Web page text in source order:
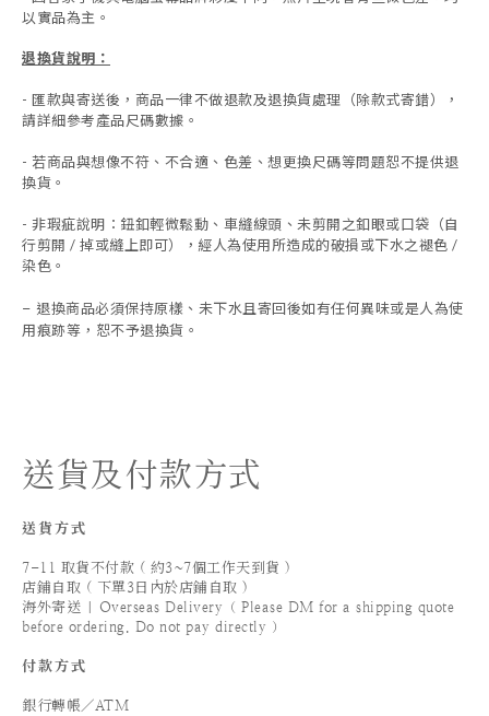
以實品為主。
退換貨說明：
- 匯款與寄送後，商品一律不做退款及退換貨處理（除款式寄錯），
請詳細參考產品尺碼數據 。
- 若商品與想像不符、不合適、色差、想更換尺碼等問題恕不提供退
換貨。
- 非瑕疵說明：鈕釦輕微鬆動、車縫線頭、未剪開之釦眼或口袋（自
行剪開 / 掉或縫上即可），經人為使用所造成的破損或下水之褪色 /
染色。
- 退換商品必須保持原樣、未下水且寄回後如有任何異味或是人為使
用痕跡等 ， 恕不予退換貨。
送貨及付款方式
送貨方式
7-11 取貨不付款 ( 約3~7個工作天到貨 )
店鋪自取 ( 下單3日內於店鋪自取 )
海外寄送 | Overseas Delivery（ Please DM for a shipping quote
before ordering. Do not pay directly ）
付款方式
銀行轉帳／ATM